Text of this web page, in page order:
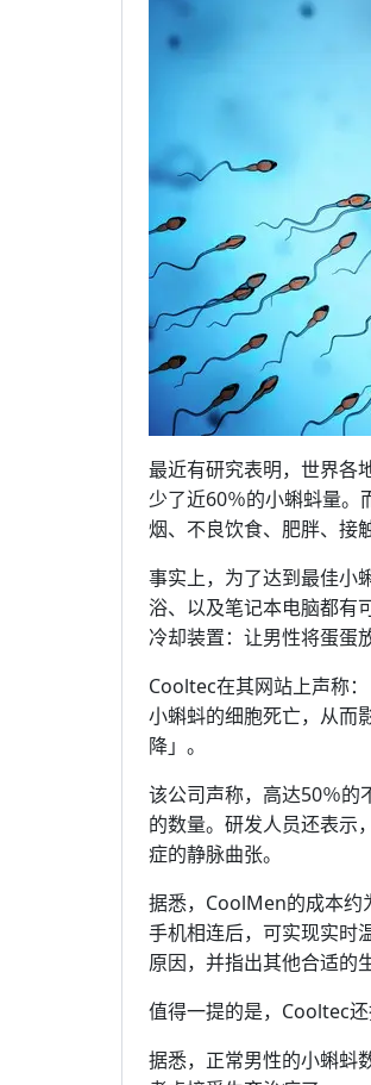
最近有研究表明，世界各
少了近60％的小蝌蚪量。
烟、不良饮食、肥胖、接
事实上，为了达到最佳小
浴、以及笔记本电脑都有
冷却装置：让男性将蛋蛋
Cooltec在其网站上声称
小蝌蚪的细胞死亡，从而
降」。
该公司声称，高达50％的
的数量。研发人员还表示
症的静脉曲张。
据悉，CoolMen的成本约
手机相连后，可实现实时
原因，并指出其他合适的
值得一提的是，Cooltec
据悉，正常男性的小蝌蚪